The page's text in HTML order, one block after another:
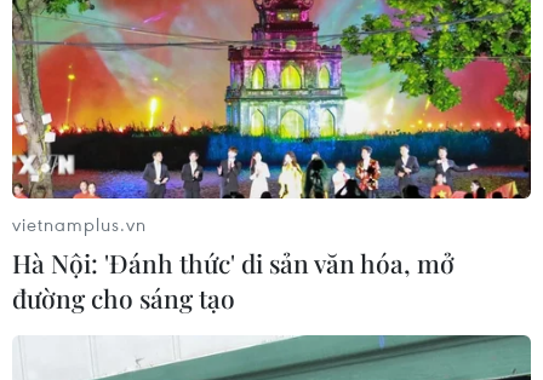
vietnamplus.vn
Hà Nội: 'Đánh thức' di sản văn hóa, mở
đường cho sáng tạo